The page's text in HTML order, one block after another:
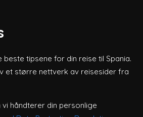
beste tipsene for din reise til Spania.
et større nettverk av reisesider fra
håndterer din personlige